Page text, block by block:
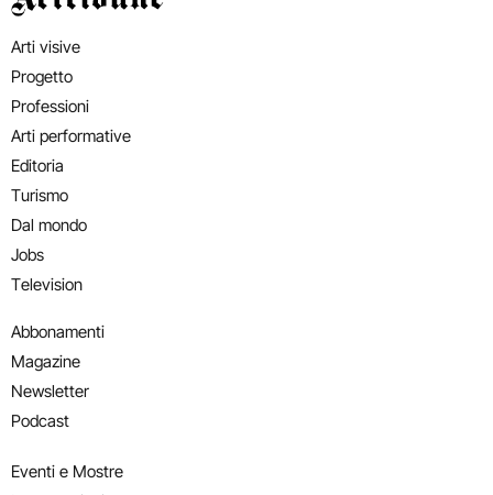
Arti visive
Progetto
Professioni
Arti performative
Editoria
Turismo
Dal mondo
Jobs
Television
Abbonamenti
Magazine
Newsletter
Podcast
Eventi e Mostre